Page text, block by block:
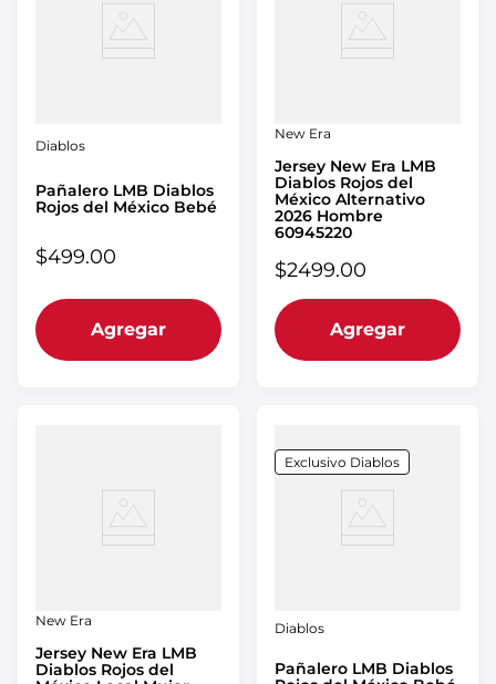
Diablos
Pañalero LMB Diablos
Rojos del México Bebé
$499.00
Agregar
New Era
Jersey New Era LMB
Diablos Rojos del
México Alternativo
2026 Hombre
60945220
$2499.00
Agregar
New Era
Jersey New Era LMB
Diablos Rojos del
Exclusivo Diablos
Diablos
Pañalero LMB Diablos